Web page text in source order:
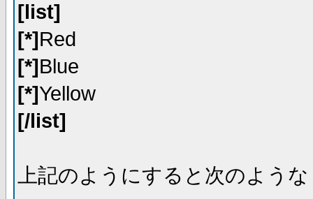
[list]
[*]Red
[*]Blue
[*]Yellow
[/list]
上記のようにすると次のよう